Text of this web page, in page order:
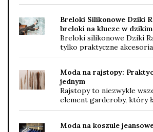
Breloki Silikonowe Dziki
breloki na klucze w
Breloki silikonowe Dziki
tylko praktyczne
Moda na rajstopy:
jednym
Rajstopy to niezwykle
element garderoby, który
Moda na koszule